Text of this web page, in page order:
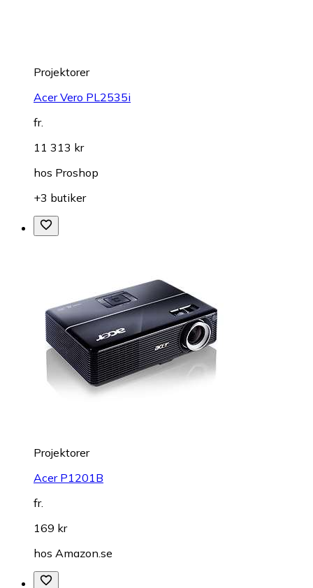
Projektorer
Acer Vero PL2535i
fr.
11 313 kr
hos Proshop
+3 butiker
Projektorer
Acer P1201B
fr.
169 kr
hos Amazon.se